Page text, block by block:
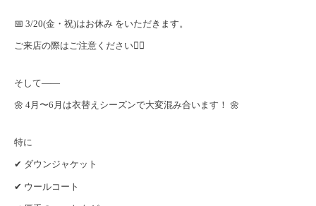
📅 3/20(金・祝)はお休み をいただきます。
ご来店の際はご注意ください🙇‍♂️
そして――
🌼 4月〜6月は衣替えシーズンで大変混み合います！ 🌼
特に
✔ ダウンジャケット
✔ ウールコート